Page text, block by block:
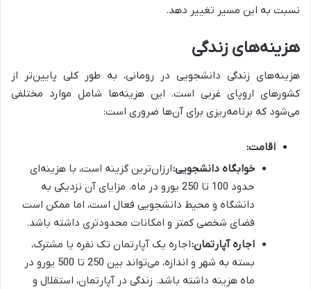
نسبت به این مسیر تغییر دهد.
هزینه‌های زندگی
هزینه‌های زندگی دانشجویی در رومانی، به طور کلی پایین‌تر از
کشورهای اروپای غربی است. این هزینه‌ها شامل موارد مختلفی
می‌شود که برنامه‌ریزی برای آن‌ها ضروری است:
اقامت:
خوابگاه دانشجویی:ارزان‌ترین گزینه است، با هزینه‌ای
حدود 100 تا 250 یورو در ماه. مزایای آن نزدیکی به
دانشگاه و محیط دانشجویی فعال است، اما ممکن است
فضای شخصی کمتر و امکانات محدودتری داشته باشد.
اجاره آپارتمان:اجاره یک آپارتمان تک نفره یا مشترک،
بسته به شهر و اندازه، می‌تواند بین 250 تا 500 یورو در
ماه هزینه داشته باشد. زندگی در آپارتمان، استقلال و